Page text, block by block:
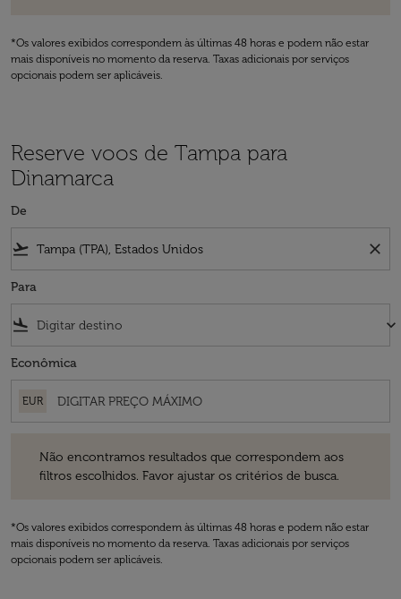
*Os valores exibidos correspondem às últimas 48 horas e podem não estar
mais disponíveis no momento da reserva. Taxas adicionais por serviços
opcionais podem ser aplicáveis.
Reserve voos de Tampa para
Dinamarca
De
flight_takeoff close
Para
flight_land keyboard_arrow_down
Econômica
EUR
Não encontramos resultados que correspondem aos
filtros escolhidos. Favor ajustar os critérios de busca.
*Os valores exibidos correspondem às últimas 48 horas e podem não estar
mais disponíveis no momento da reserva. Taxas adicionais por serviços
opcionais podem ser aplicáveis.